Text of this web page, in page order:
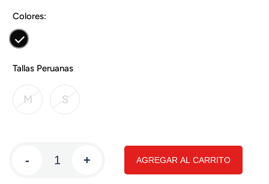
Colores:
Tallas Peruanas
M S
- + AGREGAR AL CARRITO